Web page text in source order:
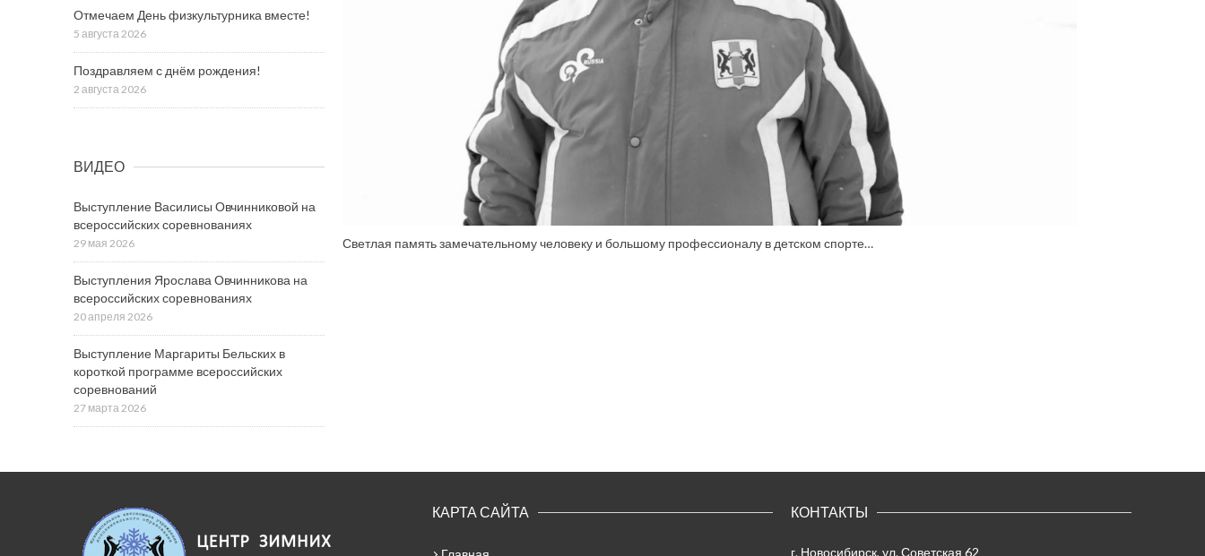
Светлая память замечательному человеку и большому профессионалу в детском спорте…
Отмечаем День физкультурника вместе!
5 августа 2026
Поздравляем с днём рождения!
2 августа 2026
ВИДЕО
Выступление Василисы Овчинниковой на
всероссийских соревнованиях
29 мая 2026
Выступления Ярослава Овчинникова на
всероссийских соревнованиях
20 апреля 2026
Выступление Маргариты Бельских в
короткой программе всероссийских
соревнований
27 марта 2026
КАРТА САЙТА КОНТАКТЫ
г. Новосибирск, ул. Советская 62